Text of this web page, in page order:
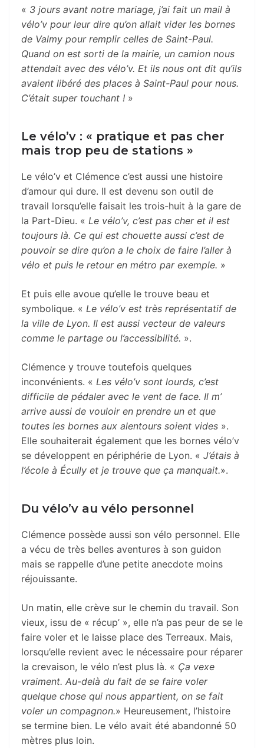
« 3 jours avant notre mariage, j’ai fait un mail à
vélo’v pour leur dire qu’on allait vider les bornes
de Valmy pour remplir celles de Saint-Paul.
Quand on est sorti de la mairie, un camion nous
attendait avec des vélo’v. Et ils nous ont dit qu’ils
avaient libéré des places à Saint-Paul pour nous.
C’était super touchant ! »
Le vélo’v : « pratique et pas cher
mais trop peu de stations »
Le vélo’v et Clémence c’est aussi une histoire
d’amour qui dure. Il est devenu son outil de
travail lorsqu’elle faisait les trois-huit à la gare de
la Part-Dieu. « Le vélo’v, c’est pas cher et il est
toujours là. Ce qui est chouette aussi c’est de
pouvoir se dire qu’on a le choix de faire l’aller à
vélo et puis le retour en métro par exemple. »
Et puis elle avoue qu’elle le trouve beau et
symbolique. « Le vélo’v est très représentatif de
la ville de Lyon. Il est aussi vecteur de valeurs
comme le partage ou l’accessibilité. ».
Clémence y trouve toutefois quelques
inconvénients. « Les vélo’v sont lourds, c’est
difficile de pédaler avec le vent de face. Il m’
arrive aussi de vouloir en prendre un et que
toutes les bornes aux alentours soient vides ».
Elle souhaiterait également que les bornes vélo’v
se développent en périphérie de Lyon. « J’étais à
l’école à Écully et je trouve que ça manquait.».
Du vélo’v au vélo personnel
Clémence possède aussi son vélo personnel. Elle
a vécu de très belles aventures à son guidon
mais se rappelle d’une petite anecdote moins
réjouissante.
Un matin, elle crève sur le chemin du travail. Son
vieux, issu de « récup’ », elle n’a pas peur de se le
faire voler et le laisse place des Terreaux. Mais,
lorsqu’elle revient avec le nécessaire pour réparer
la crevaison, le vélo n’est plus là. « Ça vexe
vraiment. Au-delà du fait de se faire voler
quelque chose qui nous appartient, on se fait
voler un compagnon.» Heureusement, l’histoire
se termine bien. Le vélo avait été abandonné 50
mètres plus loin.